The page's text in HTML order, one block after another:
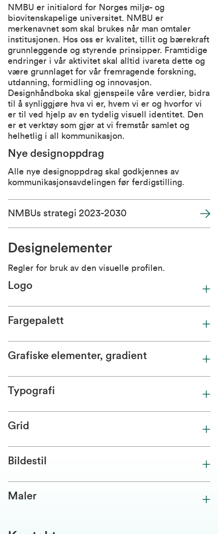
NMBU er initialord for Norges miljø- og
biovitenskapelige universitet. NMBU er
merkenavnet som skal brukes når man omtaler
institusjonen. Hos oss er kvalitet, tillit og bærekraft
grunnleggende og styrende prinsipper. Framtidige
endringer i vår aktivitet skal alltid ivareta dette og
være grunnlaget for vår fremragende forskning,
utdanning, formidling og innovasjon.
Designhåndboka skal gjenspeile våre verdier, bidra
til å synliggjøre hva vi er, hvem vi er og hvorfor vi
er til ved hjelp av en tydelig visuell identitet. Den
er et verktøy som gjør at vi fremstår samlet og
helhetlig i all kommunikasjon.
Nye designoppdrag
Alle nye designoppdrag skal godkjennes av
kommunikasjonsavdelingen før ferdigstilling.
NMBUs strategi 2023-2030
Designelementer
Regler for bruk av den visuelle profilen.
Logo
Fargepalett
Grafiske elementer, gradient
Typografi
Grid
Bildestil
Maler